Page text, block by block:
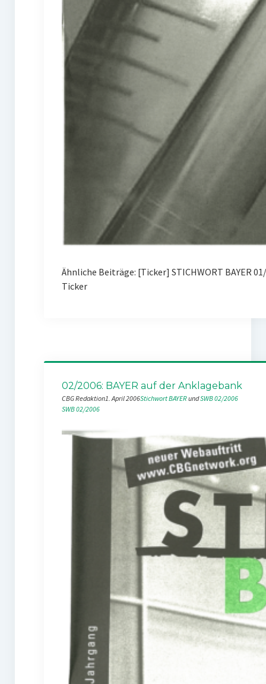
Ähnliche Beiträge: [Ticker] STICHWORT BAYER
Ticker
02/2006: BAYER auf der Anklagebank
CBG Redaktion1. April 2006Stichwort BAYER und SWB 02/2006
SWB 02/2006